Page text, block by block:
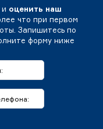
оценить наш
что при первом
Запишитесь по
форму ниже